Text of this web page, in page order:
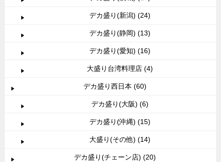
デカ盛り(新潟) (24)
デカ盛り(静岡) (13)
デカ盛り(愛知) (16)
大盛り台湾料理店 (4)
デカ盛り西日本 (60)
デカ盛り(大阪) (6)
デカ盛り(沖縄) (15)
大盛り(その他) (14)
デカ盛り(チェーン店) (20)